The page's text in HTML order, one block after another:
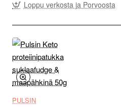
Loppu verkosta ja Porvoosta
PULSIN